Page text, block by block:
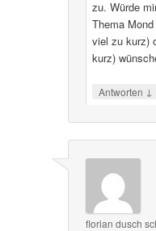
zu. Würde
Thema
viel zu kurz)
kurz)
Antworten ↓
florian dusch